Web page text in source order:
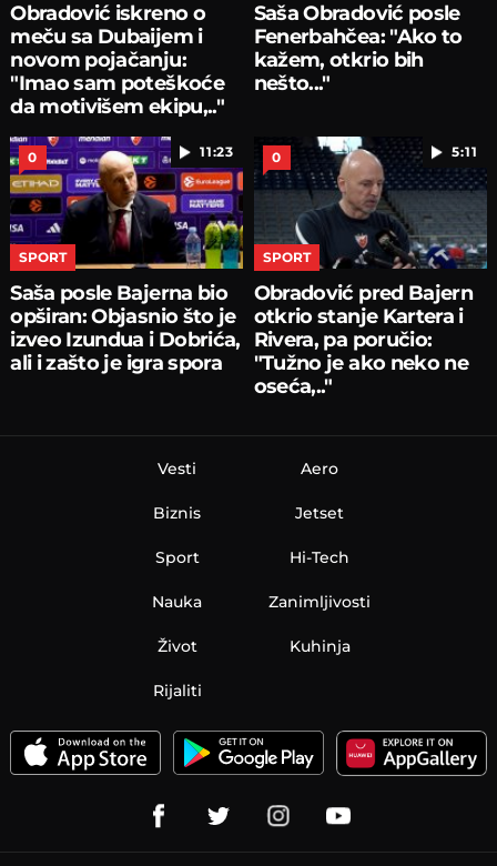
Obradović iskreno o
meču sa Dubaijem i
novom pojačanju:
"Imao sam poteškoće
da motivišem ekipu,.."
Saša Obradović posle
Fenerbahčea: "Ako to
kažem, otkrio bih
nešto..."
11:23
0
SPORT
Saša posle Bajerna bio
opširan: Objasnio što je
izveo Izundua i Dobrića,
ali i zašto je igra spora
5:11
0
SPORT
Obradović pred Bajern
otkrio stanje Kartera i
Rivera, pa poručio:
"Tužno je ako neko ne
oseća,.."
Vesti
Biznis
Sport
Nauka
Aero
Jetset
Hi-Tech
Zanimljivosti
Život Kuhinja
Rijaliti